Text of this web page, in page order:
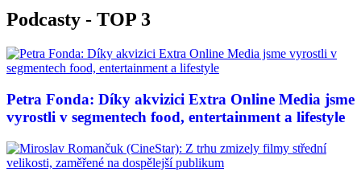
Podcasty - TOP 3
Petra Fonda: Díky akvizici Extra Online Media jsme
vyrostli v segmentech food, entertainment a lifestyle